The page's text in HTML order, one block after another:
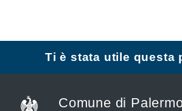
Ti è stata utile questa
Comune di